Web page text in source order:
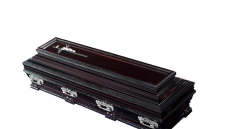
Sintra